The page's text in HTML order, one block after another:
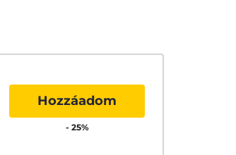
Hozzáadom
- 25%